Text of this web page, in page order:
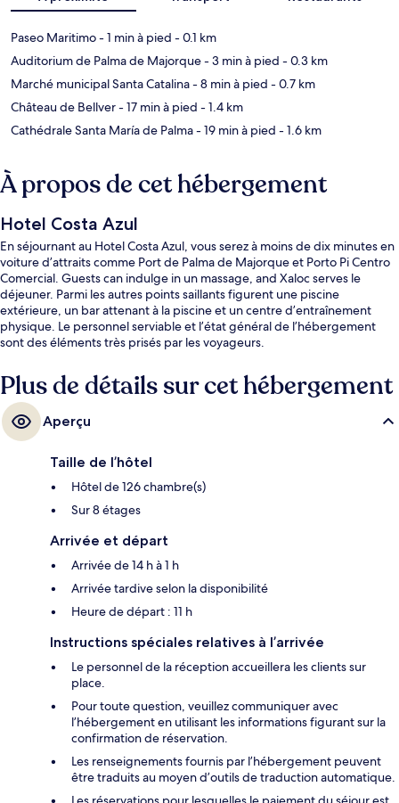
Paseo Maritimo- 1 min à pied - 0.1 km
Auditorium de Palma de Majorque- 3 min à pied - 0.3 km
Marché municipal Santa Catalina- 8 min à pied - 0.7 km
Château de Bellver- 17 min à pied - 1.4 km
Cathédrale Santa María de Palma- 19 min à pied - 1.6 km
À propos de cet hébergement
Hotel Costa Azul
En séjournant au Hotel Costa Azul, vous serez à moins de dix minutes en
voiture d’attraits comme Port de Palma de Majorque et Porto Pi Centro
Comercial. Guests can indulge in un massage, and Xaloc serves le
déjeuner. Parmi les autres points saillants figurent une piscine
extérieure, un bar attenant à la piscine et un centre d’entraînement
physique. Le personnel serviable et l’état général de l’hébergement
sont des éléments très prisés par les voyageurs.
Plus de détails sur cet hébergement
Aperçu
Taille de l’hôtel
Hôtel de 126 chambre(s)
Sur 8 étages
Arrivée et départ
Arrivée de 14 h à 1 h
Arrivée tardive selon la disponibilité
Heure de départ : 11 h
Instructions spéciales relatives à l’arrivée
Le personnel de la réception accueillera les clients sur
place.
Pour toute question, veuillez communiquer avec
l’hébergement en utilisant les informations figurant sur la
confirmation de réservation.
Les renseignements fournis par l’hébergement peuvent
être traduits au moyen d’outils de traduction automatique.